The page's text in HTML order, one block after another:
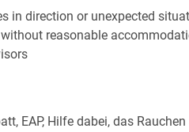
in direction or unexpected
reasonable
EAP, Hilfe dabei, das